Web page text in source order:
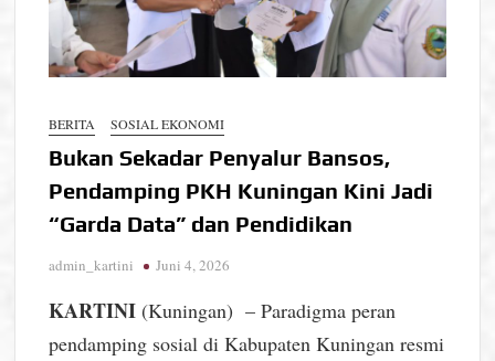
BERITA SOSIAL EKONOMI
Bukan Sekadar Penyalur Bansos,
Pendamping PKH Kuningan Kini Jadi
“Garda Data” dan Pendidikan
admin_kartini Juni 4, 2026
KARTINI (Kuningan) – Paradigma peran
pendamping sosial di Kabupaten Kuningan resmi